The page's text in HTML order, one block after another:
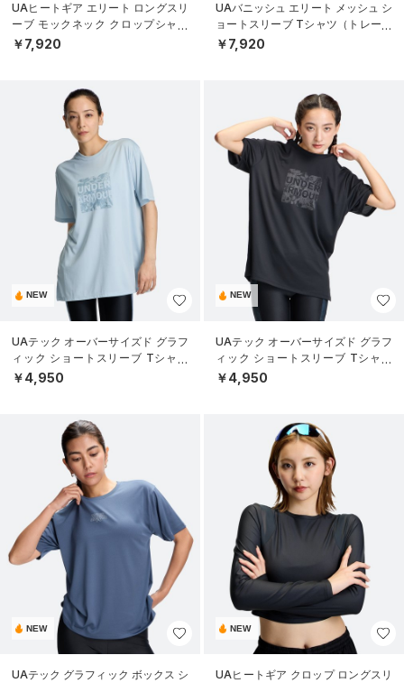
UAヒートギア エリート ロングスリ
ーブ モックネック クロップシャツ
（トレーニング/WOMEN）
￥7,920
UAバニッシュ エリート メッシュ シ
ョートスリーブ Tシャツ（トレーニ
ング/WOMEN）
￥7,920
NEW
UAテック オーバーサイズド グラフ
ィック ショートスリーブ Tシャツ
（トレーニング/WOMEN）
￥4,950
NEW
UAテック オーバーサイズド グラフ
ィック ショートスリーブ Tシャツ
（トレーニング/WOMEN）
￥4,950
NEW
UAテック グラフィック ボックス シ
NEW
UAヒートギア クロップ ロングスリ